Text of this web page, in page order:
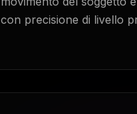
con precisione di livello